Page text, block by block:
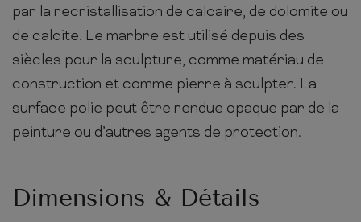
par la recristallisation de calcaire, de dolomite ou
de calcite. Le marbre est utilisé depuis des
siècles pour la sculpture, comme matériau de
construction et comme pierre à sculpter. La
surface polie peut être rendue opaque par de la
peinture ou d’autres agents de protection.
Dimensions & Détails